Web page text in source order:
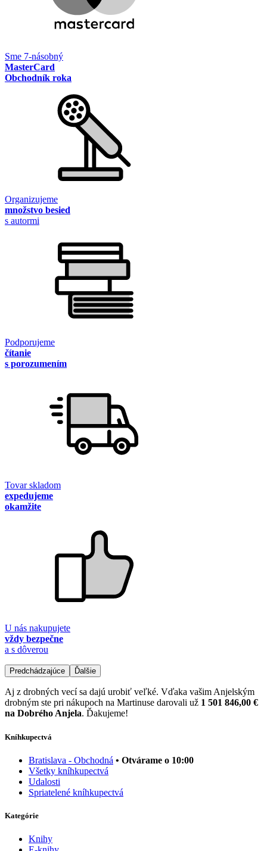
Sme 7-násobný
MasterCard
Obchodník roka
Organizujeme
množstvo besied
s autormi
Podporujeme
čítanie
s porozumením
Tovar skladom
expedujeme
okamžite
U nás nakupujete
vždy bezpečne
a s dôverou
Predchádzajúce Ďalšie
Aj z drobných vecí sa dajú urobiť veľké. Vďaka vašim Anjelským
drobným ste pri nákupoch na Martinuse darovali už 1 501 846,00 €
na Dobrého Anjela. Ďakujeme!
Kníhkupectvá
Bratislava - Obchodná • Otvárame o 10:00
Všetky kníhkupectvá
Udalosti
Spriatelené kníhkupectvá
Kategórie
Knihy